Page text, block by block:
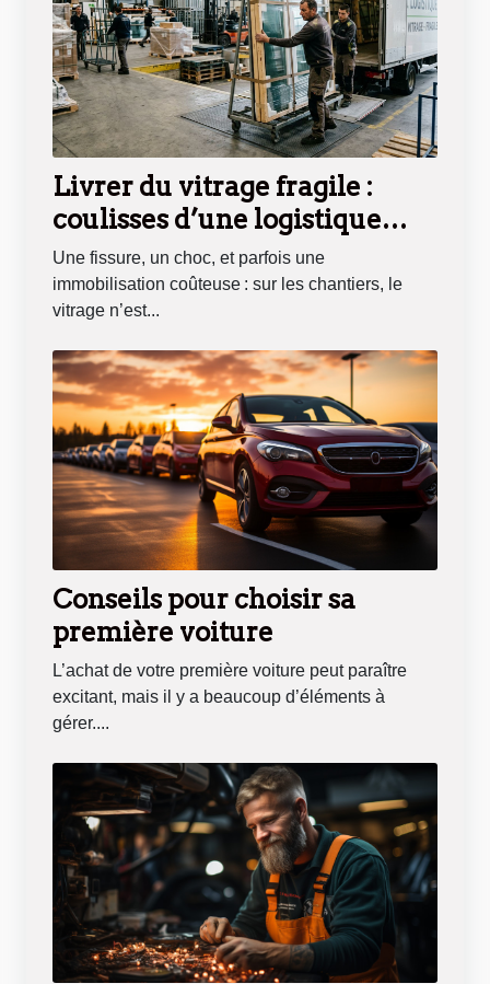
Livrer du vitrage fragile :
coulisses d’une logistique
sous haute tension
Une fissure, un choc, et parfois une
immobilisation coûteuse : sur les chantiers, le
vitrage n’est...
Conseils pour choisir sa
première voiture
L’achat de votre première voiture peut paraître
excitant, mais il y a beaucoup d’éléments à
gérer....